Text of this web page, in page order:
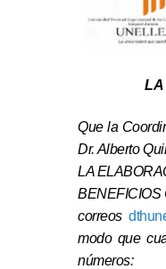
LA
Que la
Dr. Alberto
LA
BENEFICIOS
correos
modo que
números: